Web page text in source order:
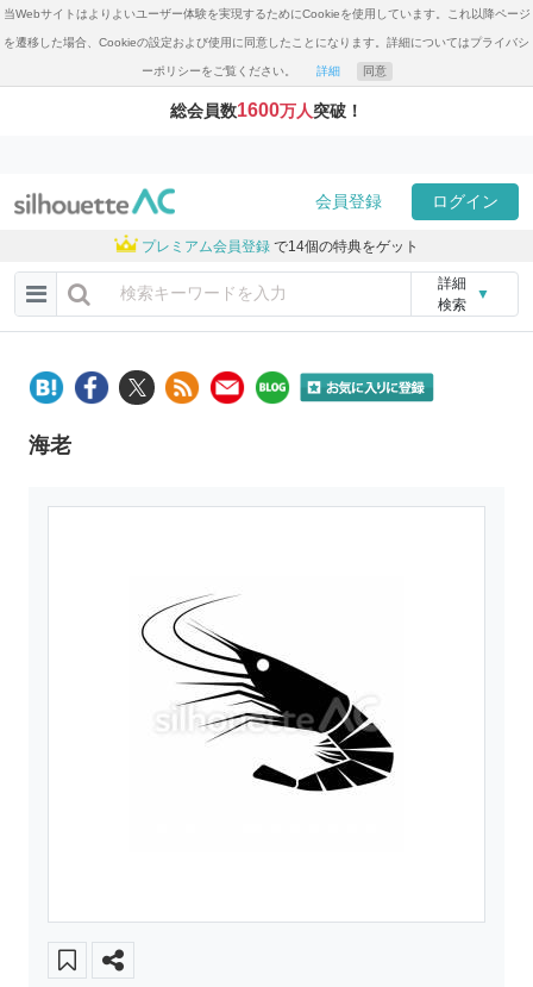
当Webサイトはよりよいユーザー体験を実現するためにCookieを使用しています。これ以降ページ
を遷移した場合、Cookieの設定および使用に同意したことになります。詳細についてはプライバシ
ーポリシーをご覧ください。 詳細 同意
総会員数1600万人突破！
会員登録 ログイン
プレミアム会員登録 で14個の特典をゲット
詳細
検索
▼
海老